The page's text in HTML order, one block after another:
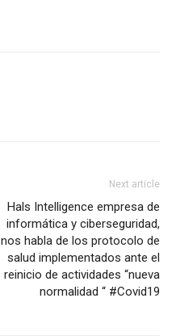
Next article
Hals Intelligence empresa de
informática y ciberseguridad,
nos habla de los protocolo de
salud implementados ante el
reinicio de actividades “nueva
normalidad “ #Covid19